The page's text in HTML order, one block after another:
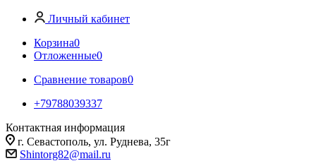
Личный кабинет
Корзина0
Отложенные0
Сравнение товаров0
+79788039337
Контактная информация
г. Севастополь, ул. Руднева, 35г
Shintorg82@mail.ru